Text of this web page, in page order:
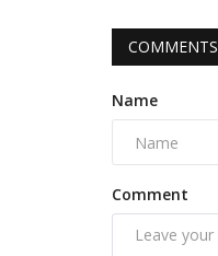
COMMENTS
Name
Comment